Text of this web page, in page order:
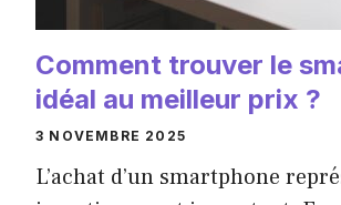
Comment trouver le
idéal au meilleur prix ?
3 NOVEMBRE 2025
L’achat d’un smartphone